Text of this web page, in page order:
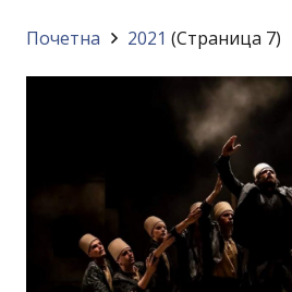
Почетна 2021 (Страница 7)